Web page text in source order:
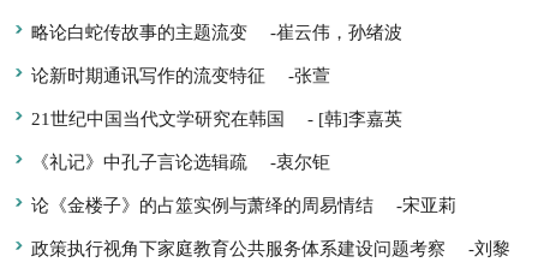
略论白蛇传故事的主题流变-崔云伟，孙绪波
论新时期通讯写作的流变特征-张萱
21世纪中国当代文学研究在韩国- [韩]李嘉英
《礼记》中孔子言论选辑疏-衷尔钜
论《金楼子》的占筮实例与萧绎的周易情结-宋亚莉
政策执行视角下家庭教育公共服务体系建设问题考察-刘黎